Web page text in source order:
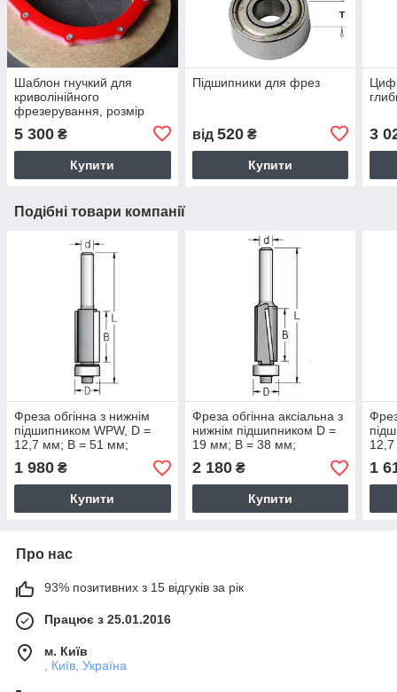
Шаблон гнучкий для
криволінійного
фрезерування, розмір
5 300 ₴
Купити
Підшипники для фрез
від 520₴
Купити
3
Подібні товари компанії
Фреза обгінна з нижнім
підшипником WPW, D =
12,7 мм; В = 51 мм;
хвостовик = 12 мм.
1 980 ₴
Купити
Фреза обгінна аксіальна з
нижнім підшипником D =
19 мм; В = 38 мм;
хвостовик = 12 мм.
2 180₴
Купити
1
Про нас
93% позитивних з 15 відгуків за рік
Працює з 25.01.2016
м. Київ
, Київ, Україна